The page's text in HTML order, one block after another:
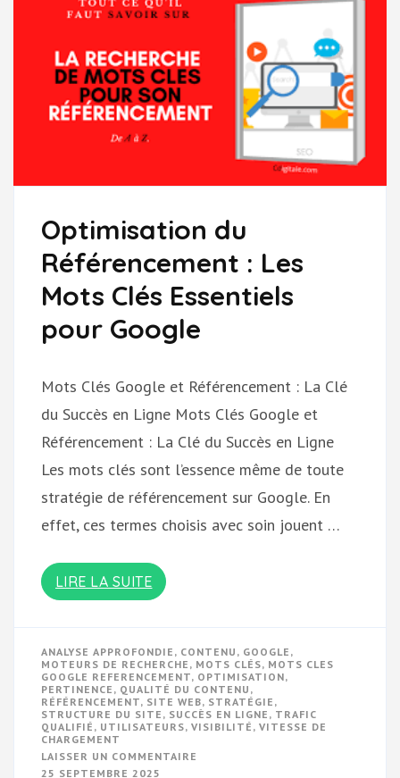
Optimisation du
Référencement : Les
Mots Clés Essentiels
pour Google
Mots Clés Google et Référencement : La Clé
du Succès en Ligne Mots Clés Google et
Référencement : La Clé du Succès en Ligne
Les mots clés sont l’essence même de toute
stratégie de référencement sur Google. En
effet, ces termes choisis avec soin jouent …
LIRE LA SUITE
ANALYSE APPROFONDIE , CONTENU , GOOGLE ,
MOTEURS DE RECHERCHE , MOTS CLÉS, MOTS CLES
GOOGLE REFERENCEMENT, OPTIMISATION,
PERTINENCE , QUALITÉ DU CONTENU ,
RÉFÉRENCEMENT, SITE WEB, STRATÉGIE ,
STRUCTURE DU SITE , SUCCÈS EN LIGNE , TRAFIC
QUALIFIÉ , UTILISATEURS, VISIBILITÉ , VITESSE DE
CHARGEMENT
LAISSER UN COMMENTAIRE
25 SEPTEMBRE 2025